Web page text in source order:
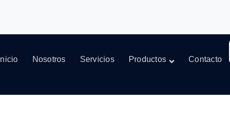
Inicio Nosotros Servicios Productos Contacto